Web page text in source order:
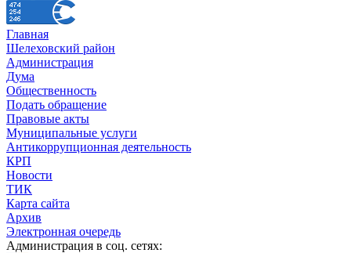
Главная
Шелеховский район
Администрация
Дума
Общественность
Подать обращение
Правовые акты
Муниципальные услуги
Антикоррупционная деятельность
КРП
Новости
ТИК
Карта сайта
Архив
Электронная очередь
Администрация в соц. сетях: